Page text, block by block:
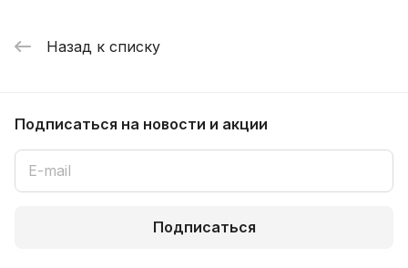
Назад к списку
Подписаться на новости и акции
Подписаться